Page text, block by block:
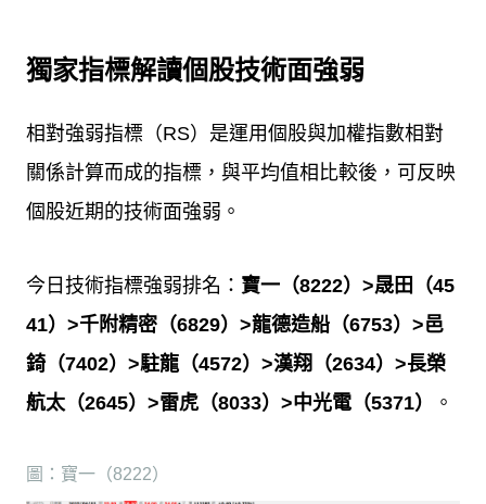
獨家指標解讀個股技術面強弱
相對強弱指標（RS）是運用個股與加權指數相對
關係計算而成的指標，與平均值相比較後，可反映
個股近期的技術面強弱。
今日技術指標強弱排名： 寶一（8222） >晟田（45
41） >千附精密（6829） >龍德造船（6753） >邑
錡（7402） >駐龍（4572） >漢翔（2634） >長榮
航太（2645） >雷虎（8033） >中光電（5371） 。
圖：寶一（8222）